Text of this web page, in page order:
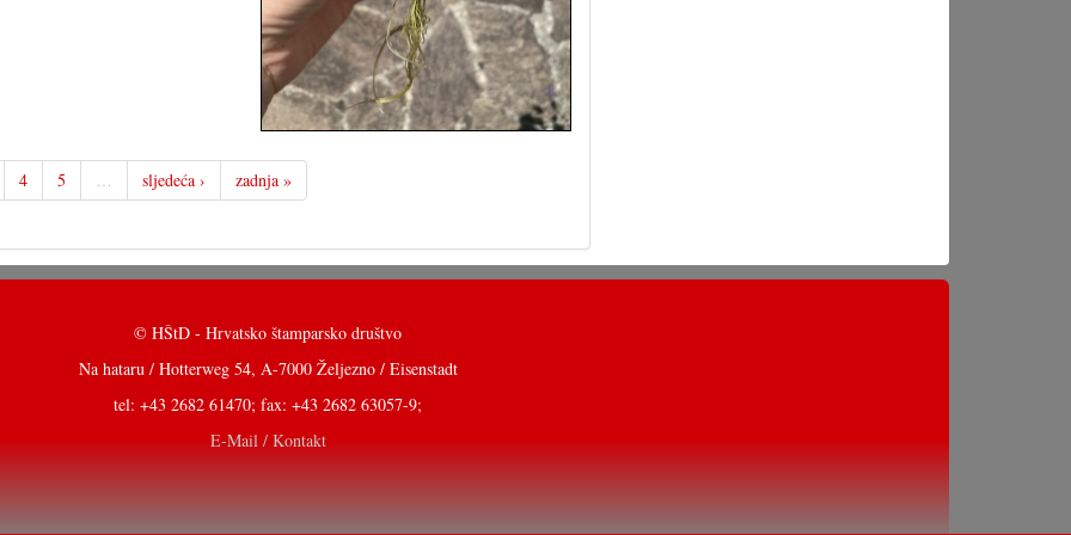
4 5 … sljedeća › zadnja »
© HŠtD - Hrvatsko štamparsko društvo
Na hataru / Hotterweg 54, A-7000 Željezno / Eisenstadt
tel: +43 2682 61470; fax: +43 2682 63057-9;
E-Mail / Kontakt